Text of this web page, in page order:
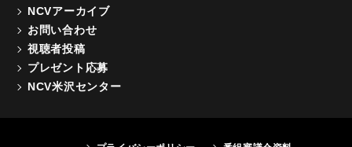
NCVアーカイブ
お問い合わせ
視聴者投稿
プレゼント応募
NCV米沢センター